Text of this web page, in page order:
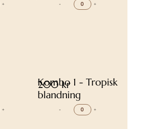
+ - +
+
200 kr
Kombo 1 - Tropisk
blandning
- +